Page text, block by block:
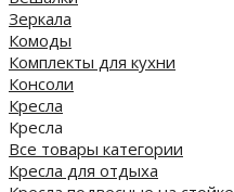
Зеркала
Комоды
Комплекты для кухни
Консоли
Кресла
Кресла
Все товары категории
Кресла для отдыха